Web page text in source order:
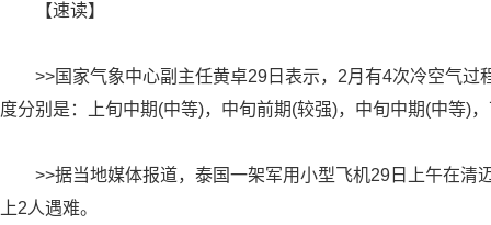
【速读】
>>国家气象中心副主任黄卓29日表示，2月有4次冷空气过
度分别是：上旬中期(中等)，中旬前期(较强)，中旬中期(中等)
>>据当地媒体报道，泰国一架军用小型飞机29日上午在清
上2人遇难。